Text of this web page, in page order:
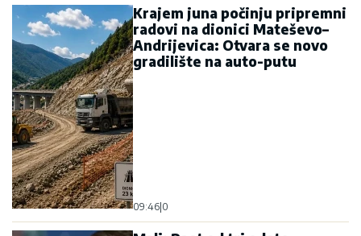
Krajem juna počinju pripremni
radovi na dionici Mateševo–
Andrijevica: Otvara se novo
gradilište na auto-putu
09:46|0